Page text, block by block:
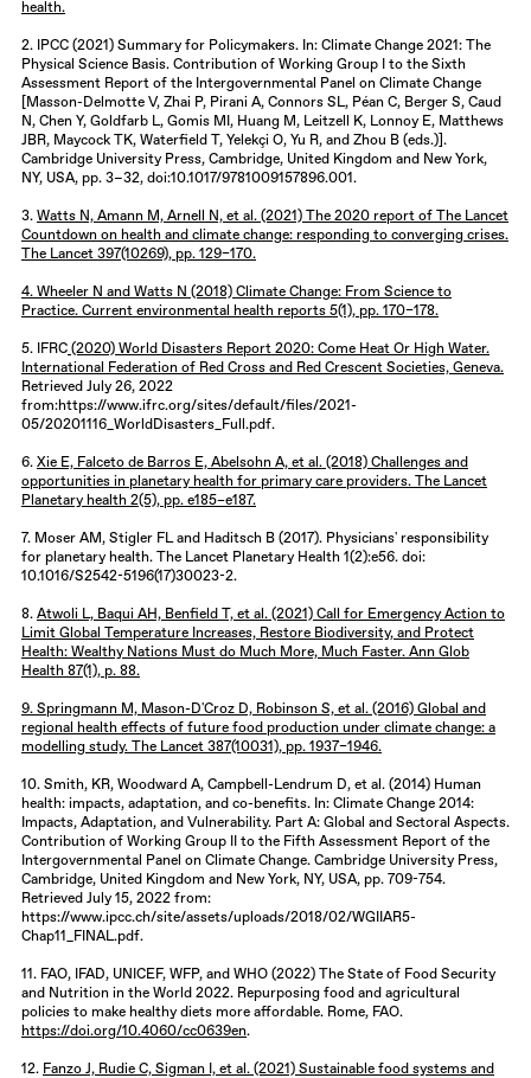
health.
2. IPCC (2021) Summary for Policymakers. In: Climate Change 2021: The
Physical Science Basis. Contribution of Working Group I to the Sixth
Assessment Report of the Intergovernmental Panel on Climate Change
[Masson-Delmotte V, Zhai P, Pirani A, Connors SL, Péan C, Berger S, Caud
N, Chen Y, Goldfarb L, Gomis MI, Huang M, Leitzell K, Lonnoy E, Matthews
JBR, Maycock TK, Waterfield T, Yelekçi O, Yu R, and Zhou B (eds.)].
Cambridge University Press, Cambridge, United Kingdom and New York,
NY, USA, pp. 3−32, doi:10.1017/9781009157896.001.
3. Watts N, Amann M, Arnell N, et al. (2021) The 2020 report of The Lancet
Countdown on health and climate change: responding to converging crises.
The Lancet 397(10269), pp. 129–170.
4. Wheeler N and Watts N (2018) Climate Change: From Science to
Practice. Current environmental health reports 5(1), pp. 170–178.
5. IFRC (2020) World Disasters Report 2020: Come Heat Or High Water.
International Federation of Red Cross and Red Crescent Societies, Geneva.
Retrieved July 26, 2022
from:https://www.ifrc.org/sites/default/files/2021-
05/20201116_WorldDisasters_Full.pdf.
6. Xie E, Falceto de Barros E, Abelsohn A, et al. (2018) Challenges and
opportunities in planetary health for primary care providers. The Lancet
Planetary health 2(5), pp. e185–e187.
7. Moser AM, Stigler FL and Haditsch B (2017). Physicians' responsibility
for planetary health. The Lancet Planetary Health 1(2):e56. doi:
10.1016/S2542-5196(17)30023-2.
8. Atwoli L, Baqui AH, Benfield T, et al. (2021) Call for Emergency Action to
Limit Global Temperature Increases, Restore Biodiversity, and Protect
Health: Wealthy Nations Must do Much More, Much Faster. Ann Glob
Health 87(1), p. 88.
9. Springmann M, Mason-D'Croz D, Robinson S, et al. (2016) Global and
regional health effects of future food production under climate change: a
modelling study. The Lancet 387(10031), pp. 1937–1946.
10. Smith, KR, Woodward A, Campbell-Lendrum D, et al. (2014) Human
health: impacts, adaptation, and co-benefits. In: Climate Change 2014:
Impacts, Adaptation, and Vulnerability. Part A: Global and Sectoral Aspects.
Contribution of Working Group II to the Fifth Assessment Report of the
Intergovernmental Panel on Climate Change. Cambridge University Press,
Cambridge, United Kingdom and New York, NY, USA, pp. 709-754.
Retrieved July 15, 2022 from:
https://www.ipcc.ch/site/assets/uploads/2018/02/WGIIAR5-
Chap11_FINAL.pdf.
11. FAO, IFAD, UNICEF, WFP, and WHO (2022) The State of Food Security
and Nutrition in the World 2022. Repurposing food and agricultural
policies to make healthy diets more affordable. Rome, FAO.
https://doi.org/10.4060/cc0639en.
12. Fanzo J, Rudie C, Sigman I, et al. (2021) Sustainable food systems and